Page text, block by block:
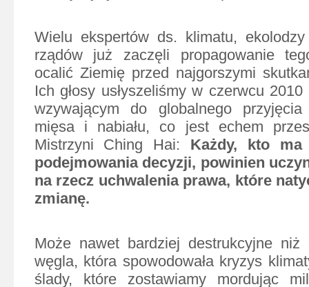
Wielu ekspertów ds. klimatu,
rządów już zaczęli propagowanie
ocalić Ziemię przed najgorszymi
Ich głosy usłyszeliśmy w czerwcu
wzywającym do globalnego
mięsa i nabiału, co jest echem
Mistrzyni Ching Hai: Każdy, kto ma
podejmowania decyzji, powinien
na rzecz uchwalenia prawa, które
zmianę.
Może nawet bardziej destrukcyjne niż
węgla, która spowodowała kryzys
ślady, które zostawiamy mordując